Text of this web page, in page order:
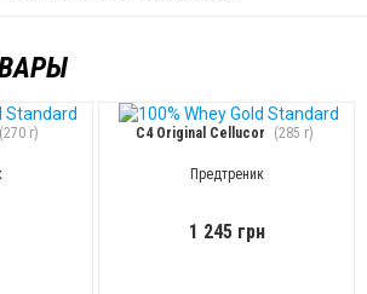
(270 г) C4 Original Cellucor (285 г)
Предтреник
1 245 грн